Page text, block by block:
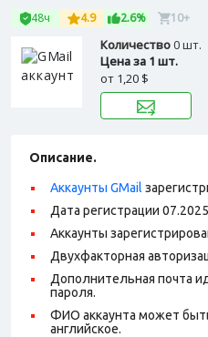
48ч 4.9 2.6% 10+
Количество0 шт.
Цена за 1 шт.
от 1,20 $
Описание.
Аккаунты GMail
Дата регистрации 07.2025
Аккаунты
Двухфакторная
Дополнительная почта
пароля.
ФИО аккаунта может быть
английское.